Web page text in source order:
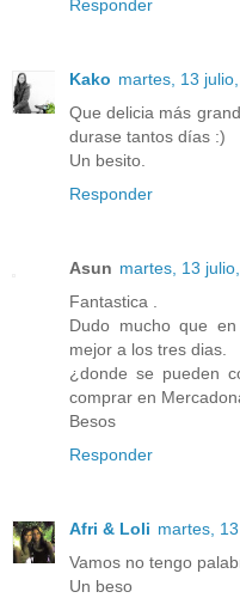
Responder
Kako martes, 13
Que delicia más
durase tantos días :)
Un besito.
Responder
Asun martes, 13
Fantastica .
Dudo mucho que
mejor a los tres dias.
¿donde se pueden
comprar en
Besos
Responder
Afri & Loli martes,
Vamos no tengo
Un beso